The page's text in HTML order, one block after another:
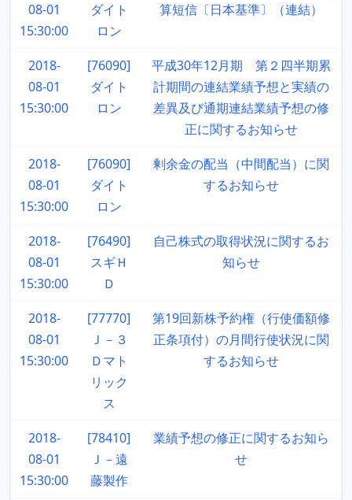
08-01
15:30:00
ダイト
ロン
算短信〔日本基準〕（連結）
2018-
08-01
15:30:00
[76090]
ダイト
ロン
平成30年12月期 第２四半期累
計期間の連結業績予想と実績の
差異及び通期連結業績予想の修
正に関するお知らせ
2018-
08-01
15:30:00
[76090]
ダイト
ロン
剰余金の配当（中間配当）に関
するお知らせ
2018-
08-01
15:30:00
[76490]
スギＨ
Ｄ
自己株式の取得状況に関するお
知らせ
2018-
08-01
15:30:00
[77770]
Ｊ－３
Ｄマト
リック
ス
第19回新株予約権（行使価額修
正条項付）の月間行使状況に関
するお知らせ
2018-
08-01
15:30:00
[78410]
Ｊ－遠
藤製作
業績予想の修正に関するお知ら
せ